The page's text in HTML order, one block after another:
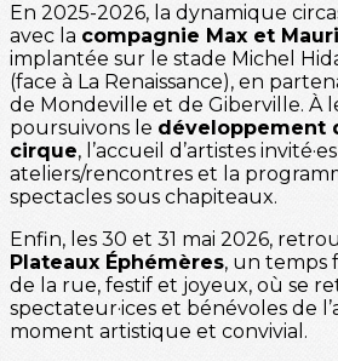
En 2025-2026, la dynamique
avec la compagnie Max et
implantée sur le stade Michel
(face à La Renaissance), en
de Mondeville et de Giberville. À
poursuivons le développement
cirque, l’accueil d’artistes
ateliers/rencontres et la
spectacles sous chapiteaux.
Enfin, les 30 et 31 mai 2026,
Plateaux Éphémères, un temps
de la rue, festif et joyeux, où se
spectateur·ices et bénévoles de
moment artistique et convivial.